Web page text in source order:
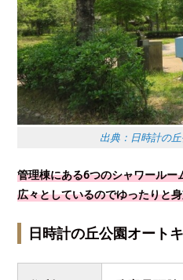
出典：日時計の
管理棟にある6つのシャワール
広々としているのでゆったりと
日時計の丘公園オート